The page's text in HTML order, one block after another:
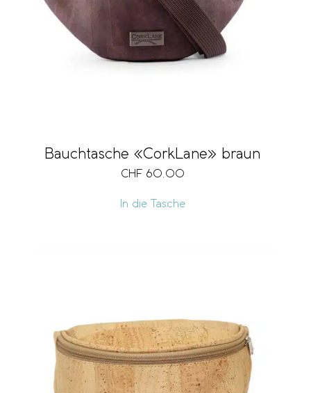
Bauchtasche «CorkLane» braun
CHF 60.00
In die Tasche